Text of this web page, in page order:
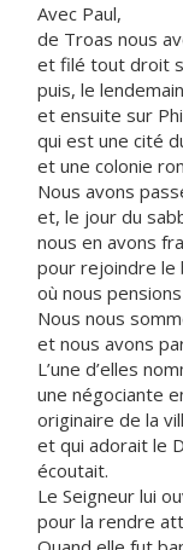
Avec Paul,
de Troas nous
et filé tout droit
puis, le
et ensuite sur
qui est une cité
et une colonie
Nous avons
et, le jour du
nous en avons
pour rejoindre le
où nous
Nous nous
et nous avons
L’une d’elles
une négociante
originaire de la
et qui adorait le
écoutait.
Le Seigneur lui
pour la rendre